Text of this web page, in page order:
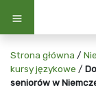
Strona główna /
kursy językowe /
seniorów w